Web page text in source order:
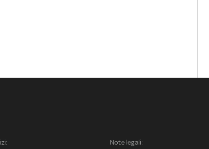
Note legali: